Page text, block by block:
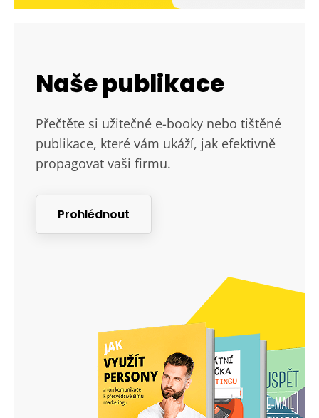
Naše publikace
Přečtěte si užitečné e-booky nebo tištěné
publikace, které vám ukáží, jak efektivně
propagovat vaši firmu.
Prohlédnout